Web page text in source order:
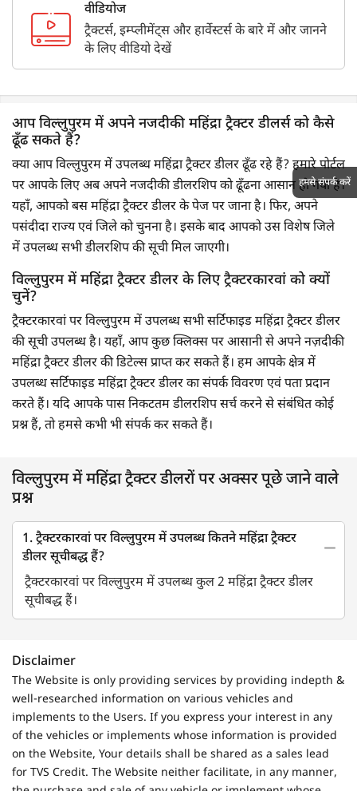
वीडियोज
ट्रैक्टर्स, इम्प्लीमेंट्स और हार्वेस्टर्स के बारे में और जानने
के लिए वीडियो देखें
आप विल्लुपुरम में अपने नजदीकी महिंद्रा ट्रैक्टर डीलर्स को कैसे
ढूँढ सकते हैं?
क्या आप विल्लुपुरम में उपलब्ध महिंद्रा ट्रैक्टर डीलर ढूँढ रहे हैं? हमारे पोर्टल
पर आपके लिए अब अपने नजदीकी डीलरशिप को ढूँढना आसान हो गया है।
यहाँ, आपको बस महिंद्रा ट्रैक्टर डीलर के पेज पर जाना है। फिर, अपने
पसंदीदा राज्य एवं जिले को चुनना है। इसके बाद आपको उस विशेष जिले
में उपलब्ध सभी डीलरशिप की सूची मिल जाएगी।
विल्लुपुरम में महिंद्रा ट्रैक्टर डीलर के लिए ट्रैक्टरकारवां को क्यों
चुनें?
ट्रैक्टरकारवां पर विल्लुपुरम में उपलब्ध सभी सर्टिफाइड महिंद्रा ट्रैक्टर डीलर
की सूची उपलब्ध है। यहाँ, आप कुछ क्लिक्स पर आसानी से अपने नज़दीकी
महिंद्रा ट्रैक्टर डीलर की डिटेल्स प्राप्त कर सकते हैं। हम आपके क्षेत्र में
उपलब्ध सर्टिफाइड महिंद्रा ट्रैक्टर डीलर का संपर्क विवरण एवं पता प्रदान
करते हैं। यदि आपके पास निकटतम डीलरशिप सर्च करने से संबंधित कोई
प्रश्न हैं, तो हमसे कभी भी संपर्क कर सकते हैं।
विल्लुपुरम में महिंद्रा ट्रैक्टर डीलरों पर अक्सर पूछे जाने वाले
प्रश्न
1. ट्रैक्टरकारवां पर विल्लुपुरम में उपलब्ध कितने महिंद्रा ट्रैक्टर
डीलर सूचीबद्ध हैं?
ट्रैक्टरकारवां पर विल्लुपुरम में उपलब्ध कुल 2 महिंद्रा ट्रैक्टर डीलर
सूचीबद्ध हैं।
Disclaimer
The Website is only providing services by providing indepth &
well-researched information on various vehicles and
implements to the Users. If you express your interest in any
of the vehicles or implements whose information is provided
on the Website, Your details shall be shared as a sales lead
for TVS Credit. The Website neither facilitate, in any manner,
हमसे संपर्क करें